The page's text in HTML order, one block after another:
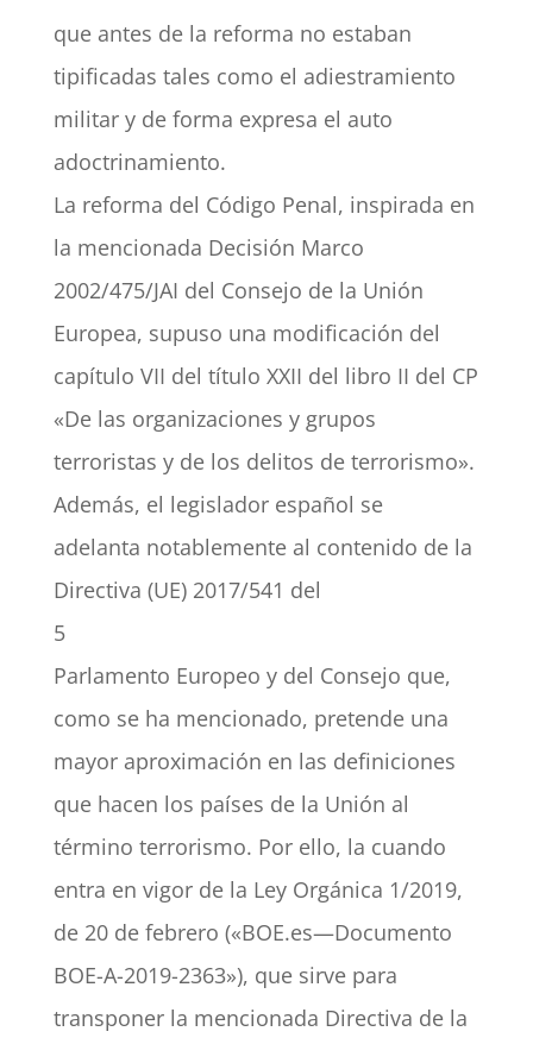
que antes de la reforma no estaban
tipificadas tales como el adiestramiento
militar y de forma expresa el auto
adoctrinamiento.
La reforma del Código Penal, inspirada en
la mencionada Decisión Marco
2002/475/JAI del Consejo de la Unión
Europea, supuso una modificación del
capítulo VII del título XXII del libro II del CP
«De las organizaciones y grupos
terroristas y de los delitos de terrorismo».
Además, el legislador español se
adelanta notablemente al contenido de la
Directiva (UE) 2017/541 del
5
Parlamento Europeo y del Consejo que,
como se ha mencionado, pretende una
mayor aproximación en las definiciones
que hacen los países de la Unión al
término terrorismo. Por ello, la cuando
entra en vigor de la Ley Orgánica 1/2019,
de 20 de febrero («BOE.es—Documento
BOE-A-2019-2363»), que sirve para
transponer la mencionada Directiva de la